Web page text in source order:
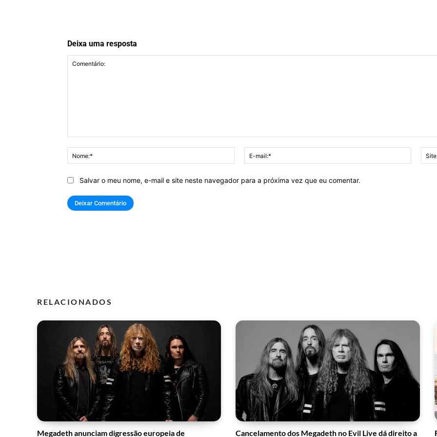
Deixa uma resposta
Nome:*
mail:*
Salvar o meu nome, e-mail e site neste navegador para a próxima vez que eu comentar.
RELACIONADOS
Megadeth anunciam digressão europeia de Cancelamento dos Megadeth no Evil Live dá direito a